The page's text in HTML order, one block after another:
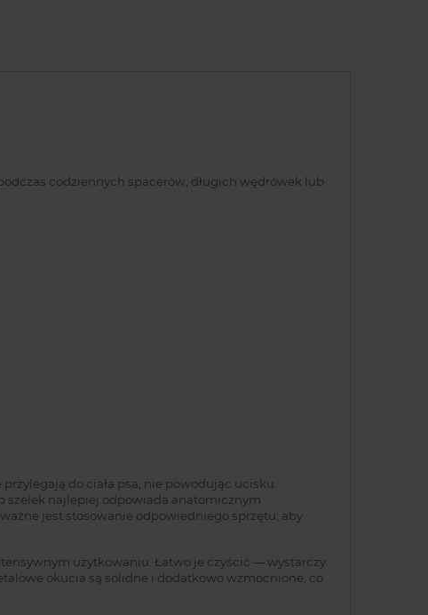
codziennych spacerów, długich wędrówek lub
do ciała psa, nie powodując ucisku.
szelek najlepiej odpowiada anatomicznym
jest stosowanie odpowiedniego sprzętu, aby
użytkowaniu. Łatwo je czyścić — wystarczy
okucia są solidne i dodatkowo wzmocnione, co